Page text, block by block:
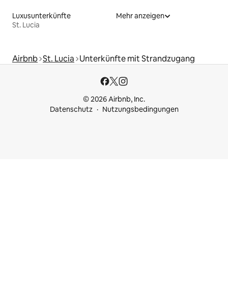
Luxusunterkünfte
St. Lucia
Mehr anzeigen
Airbnb St. Lucia Unterkünfte mit Strandzugang
© 2026 Airbnb, Inc.
Datenschutz
Nutzungsbedingungen